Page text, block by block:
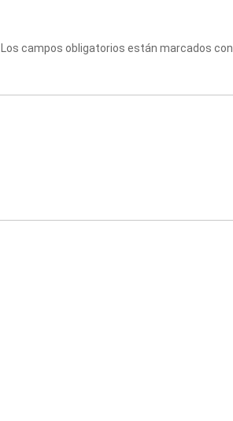
Los campos obligatorios están marcados con